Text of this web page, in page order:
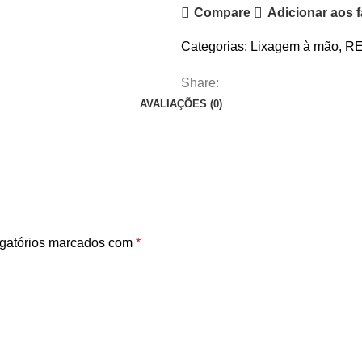
Compare Adicionar aos
Categorias: Lixagem à mão,
Share:
AVALIAÇÕES (0)
marcados com *